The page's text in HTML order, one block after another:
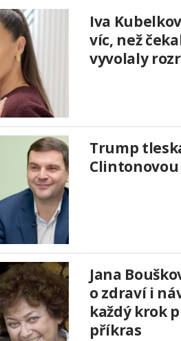
Iva
víc, než
vyvolaly
Trump
Jana
o zdraví i
každý krok
příkras